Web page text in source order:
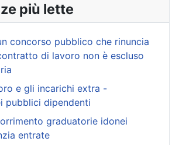
più lette
concorso pubblico che rinuncia
di lavoro non è escluso
e gli incarichi extra -
pubblici dipendenti
graduatorie idonei
entrate